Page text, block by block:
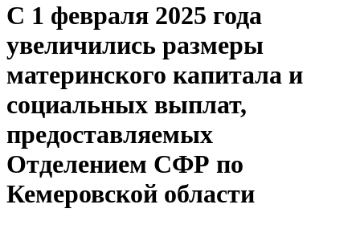
С 1 февраля 2025 года
увеличились размеры
материнского капитала и
социальных выплат,
предоставляемых
Отделением СФР по
Кемеровской области